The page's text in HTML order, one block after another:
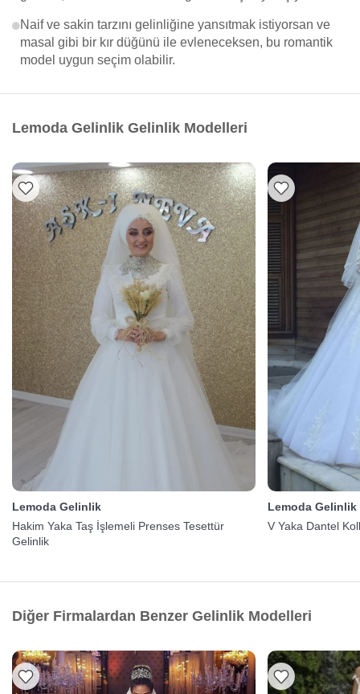
Naif ve sakin tarzını gelinliğine yansıtmak istiyorsan ve
masal gibi bir kır düğünü ile evleneceksen, bu romantik
model uygun seçim olabilir.
Lemoda Gelinlik Gelinlik Modelleri
Lemoda Gelinlik
Hakim Yaka Taş İşlemeli Prenses Tesettür
Gelinlik
Lemoda Gelinlik
V Yaka Dantel
Diğer Firmalardan Benzer Gelinlik Modelleri